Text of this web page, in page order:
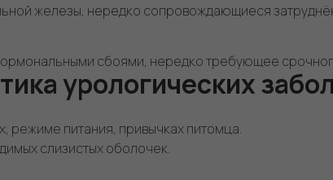
железы, нередко сопровождающиеся
сбоями, нередко требующее
урологических
режиме питания, привычках питомца.
слизистых оболочек.